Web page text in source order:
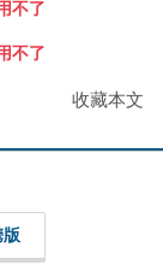
不了
不了
收藏本文